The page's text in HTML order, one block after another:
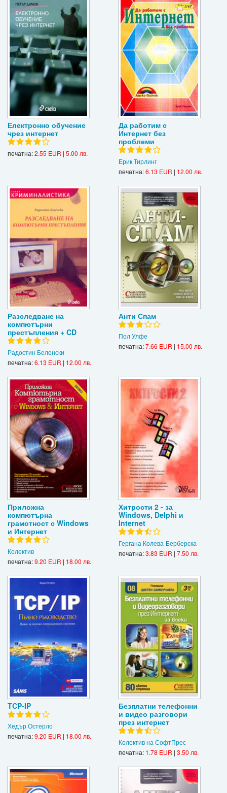
Електронно обучение
чрез интернет
печатна:2.55 EUR | 5.00 лв.
Да работим с
Интернет без
проблеми
Ерик Тирлинг
печатна:6.13 EUR | 12.00 лв.
Разследване на
компютърни
престъпления + CD
Радостин Беленски
печатна:6.13 EUR | 12.00 лв.
Анти Спам
Пол Улфе
печатна:7.66 EUR | 15.00 лв.
Приложна
компютърна
грамотност с Windows
и Интернет
Колектив
печатна:9.20 EUR | 18.00 лв.
Хитрости 2 - за
Windows, Delphi и
Internet
Гергана Колева-Берберска
печатна:3.83 EUR | 7.50 лв.
TCP-IP
Хедър Остерло
печатна:9.20 EUR | 18.00 лв.
Безплатни телефонни
и видео разговори
през интернет
Колектив на СофтПрес
печатна: 1.78 EUR | 3.50 лв.